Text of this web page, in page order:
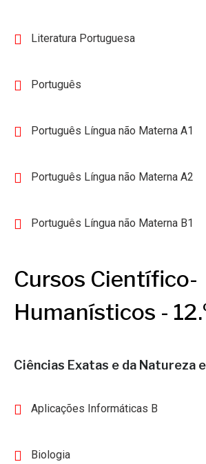
Literatura Portuguesa
Português
Português Língua não Materna A1
Português Língua não Materna A2
Português Língua não Materna B1
Cursos Científico-
Humanísticos -
Ciências Exatas e da Natureza
Aplicações Informáticas B
Biologia